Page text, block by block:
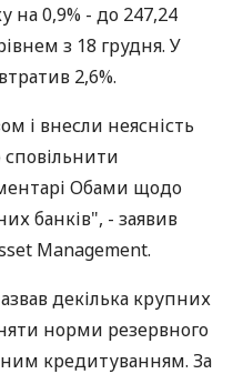
на 0,9% - до 247,24
з 18 грудня. У
2,6%.
і внесли неясність
Обами щодо
банків", - заявив
Management.
декілька крупних
норми резервного
кредитуванням. За